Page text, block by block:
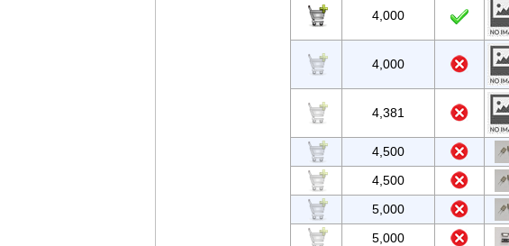
4,000
4,000
4,381
4,500
4,500
5,000
5,000